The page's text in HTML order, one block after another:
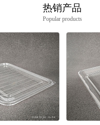
热销产品
Popular products